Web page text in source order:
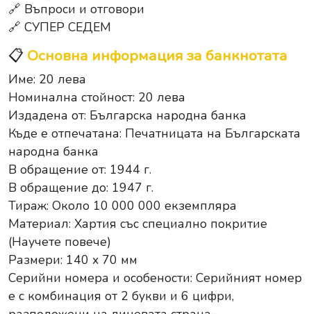
🔗 Въпроси и отговори
🔗 СУПЕР СЕДЕМ
📋 Основна информация за банкнотата
Име: 20 лева
Номинална стойност: 20 лева
Издадена от: Българска народна банка
Къде е отпечатана: Печатницата на Българската
народна банка
В обращение от: 1944 г.
В обращение до: 1947 г.
Тираж: Около 10 000 000 екземпляра
Материал: Хартия със специално покритие
(Научете повече)
Размери: 140 x 70 мм
Серийни номера и особености: Серийният номер
е с комбинация от 2 букви и 6 цифри,